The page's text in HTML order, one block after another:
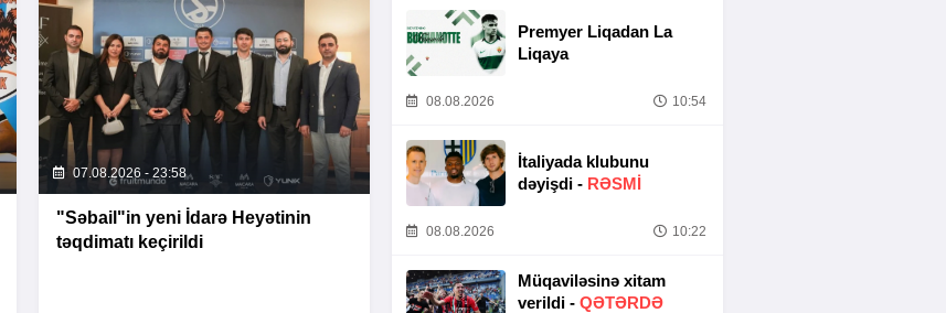
07.08.2026 - 23:58
"Səbail"in yeni İdarə Heyətinin
təqdimatı keçirildi
Premyer Liqadan La
Liqaya
08.08.2026 10:54
İtaliyada klubunu
dəyişdi - RƏSMİ
08.08.2026 10:22
Müqaviləsinə xitam
verildi - QƏTƏRDƏ